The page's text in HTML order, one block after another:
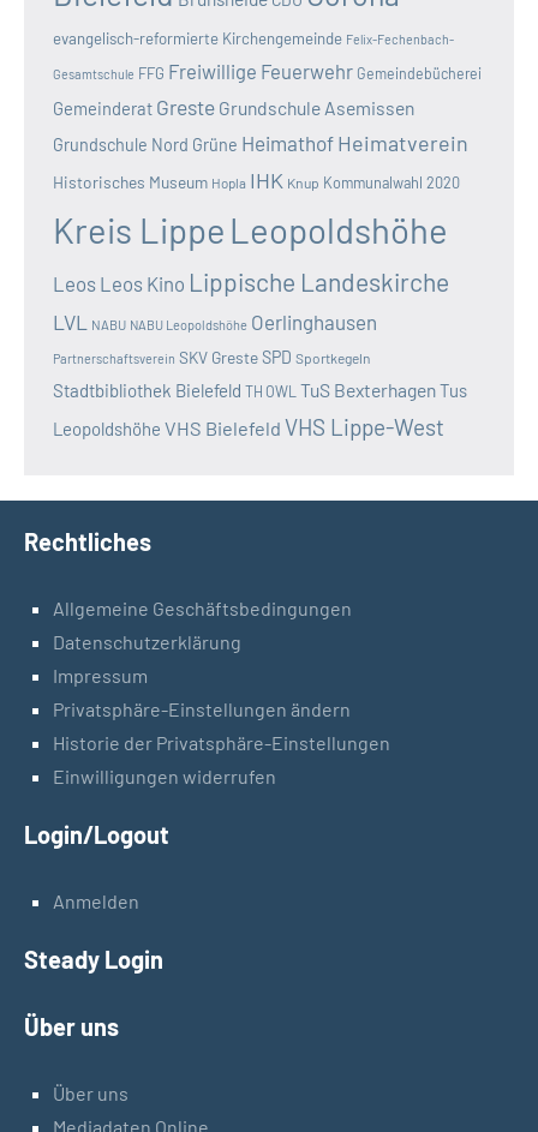
evangelisch-reformierte Kirchengemeinde Felix-Fechenbach-
Gesamtschule FFG Freiwillige Feuerwehr Gemeindebücherei
Gemeinderat Greste Grundschule Asemissen
Grundschule Nord Grüne Heimathof Heimatverein
Historisches Museum Hopla IHK Knup Kommunalwahl 2020
Kreis Lippe Leopoldshöhe
Leos Leos Kino Lippische Landeskirche
LVL NABU NABU Leopoldshöhe Oerlinghausen
Partnerschaftsverein SKV GresteSPD Sportkegeln
Stadtbibliothek Bielefeld TH OWL TuS BexterhagenTus
Leopoldshöhe VHS Bielefeld VHS Lippe-West
Rechtliches
Allgemeine Geschäftsbedingungen
Datenschutzerklärung
Impressum
Privatsphäre-Einstellungen ändern
Historie der Privatsphäre-Einstellungen
Einwilligungen widerrufen
Login/Logout
Anmelden
Steady Login
Über uns
Über uns
Mediadaten Online